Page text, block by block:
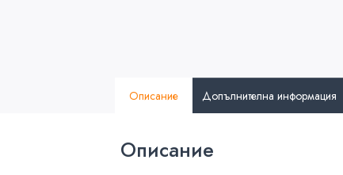
Описание Допълнителна информация
Описание